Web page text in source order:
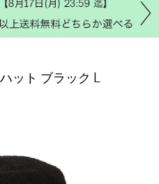
ット ブラック L